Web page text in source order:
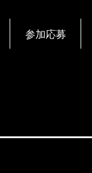
参加応募